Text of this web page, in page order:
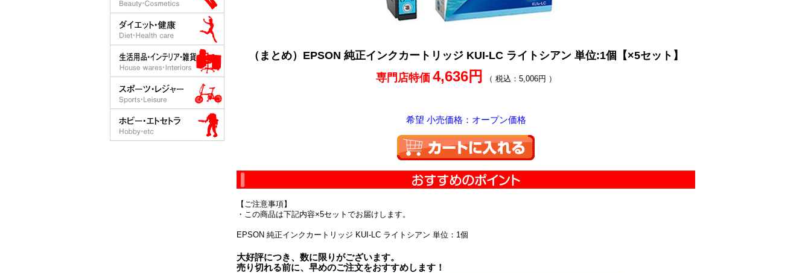
（まとめ）EPSON 純正インクカートリッジ KUI-LC ライトシアン 単位:1個【×5セット】
専門店特価 4,636円 （ 税込：5,006円 ）
希望 小売価格：オープン価格
【ご注意事項】
・この商品は下記内容×5セットでお届けします。
EPSON 純正インクカートリッジ KUI-LC ライトシアン 単位：1個
大好評につき、数に限りがございます。
売り切れる前に、早めのご注文をおすすめします！